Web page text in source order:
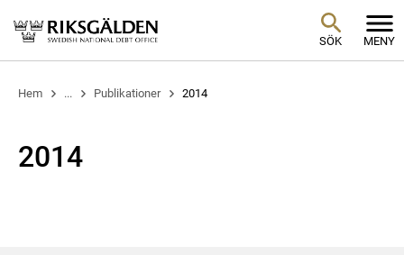
SÖK MENY
Hem ... Publikationer 2014
2014